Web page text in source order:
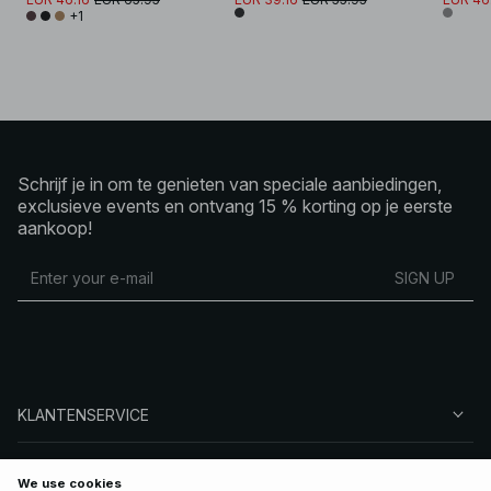
+1
Schrijf je in om te genieten van speciale aanbiedingen,
exclusieve events en ontvang 15 % korting op je eerste
aankoop!
SIGN UP
KLANTENSERVICE